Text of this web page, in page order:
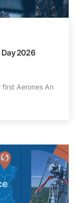
Day 2026
first Aerones An